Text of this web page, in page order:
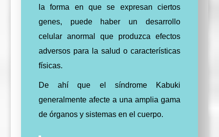
la forma en que se expresan ciertos
genes, puede haber un desarrollo
celular anormal que produzca efectos
adversos para la salud o características
físicas.
De ahí que el síndrome Kabuki
generalmente afecte a una amplia gama
de órganos y sistemas en el cuerpo.